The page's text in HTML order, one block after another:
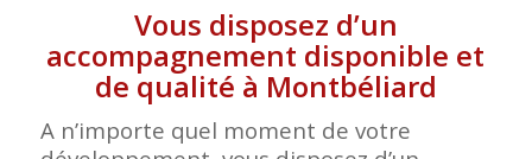
Vous disposez d’un
accompagnement disponible et
de qualité à Montbéliard
A n’importe quel moment de votre